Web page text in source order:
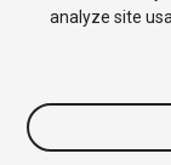
Copyright © 2018
チュートリアル
トストア
情報を販売または
analyze site